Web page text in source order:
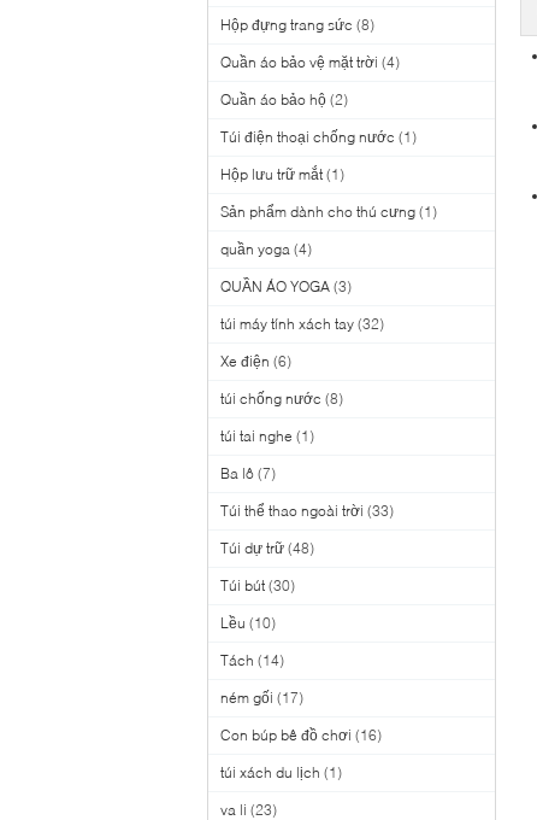
Hộp đựng trang sức (8)
Quần áo bảo vệ mặt trời (4)
Quần áo bảo hộ (2)
Túi điện thoại chống nước (1)
Hộp lưu trữ mắt (1)
Sản phẩm dành cho thú cưng (1)
quần yoga (4)
QUẦN ÁO YOGA (3)
túi máy tính xách tay (32)
Xe điện (6)
túi chống nước (8)
túi tai nghe (1)
Ba lô (7)
Túi thể thao ngoài trời (33)
Túi dự trữ (48)
Túi bút (30)
Lều (10)
Tách (14)
ném gối (17)
Con búp bê đồ chơi (16)
túi xách du lịch (1)
va li (23)